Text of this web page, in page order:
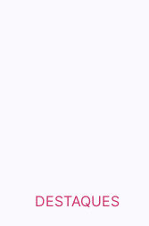
DESTAQUES